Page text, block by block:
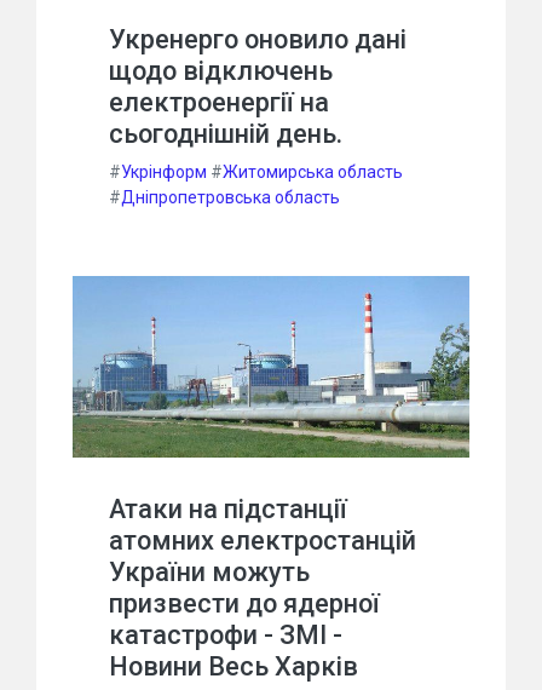
Укренерго оновило дані
щодо відключень
електроенергії на
сьогоднішній день.
#Укрінформ #Житомирська область
#Дніпропетровська область
Атаки на підстанції
атомних електростанцій
України можуть
призвести до ядерної
катастрофи - ЗМІ -
Новини Весь Харків